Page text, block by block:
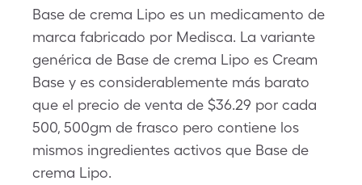
Base de crema Lipo es un medicamento de
marca fabricado por Medisca. La variante
genérica de Base de crema Lipo es Cream
Base y es considerablemente más barato
que el precio de venta de $36.29 por cada
500, 500gm de frasco pero contiene los
mismos ingredientes activos que Base de
crema Lipo.